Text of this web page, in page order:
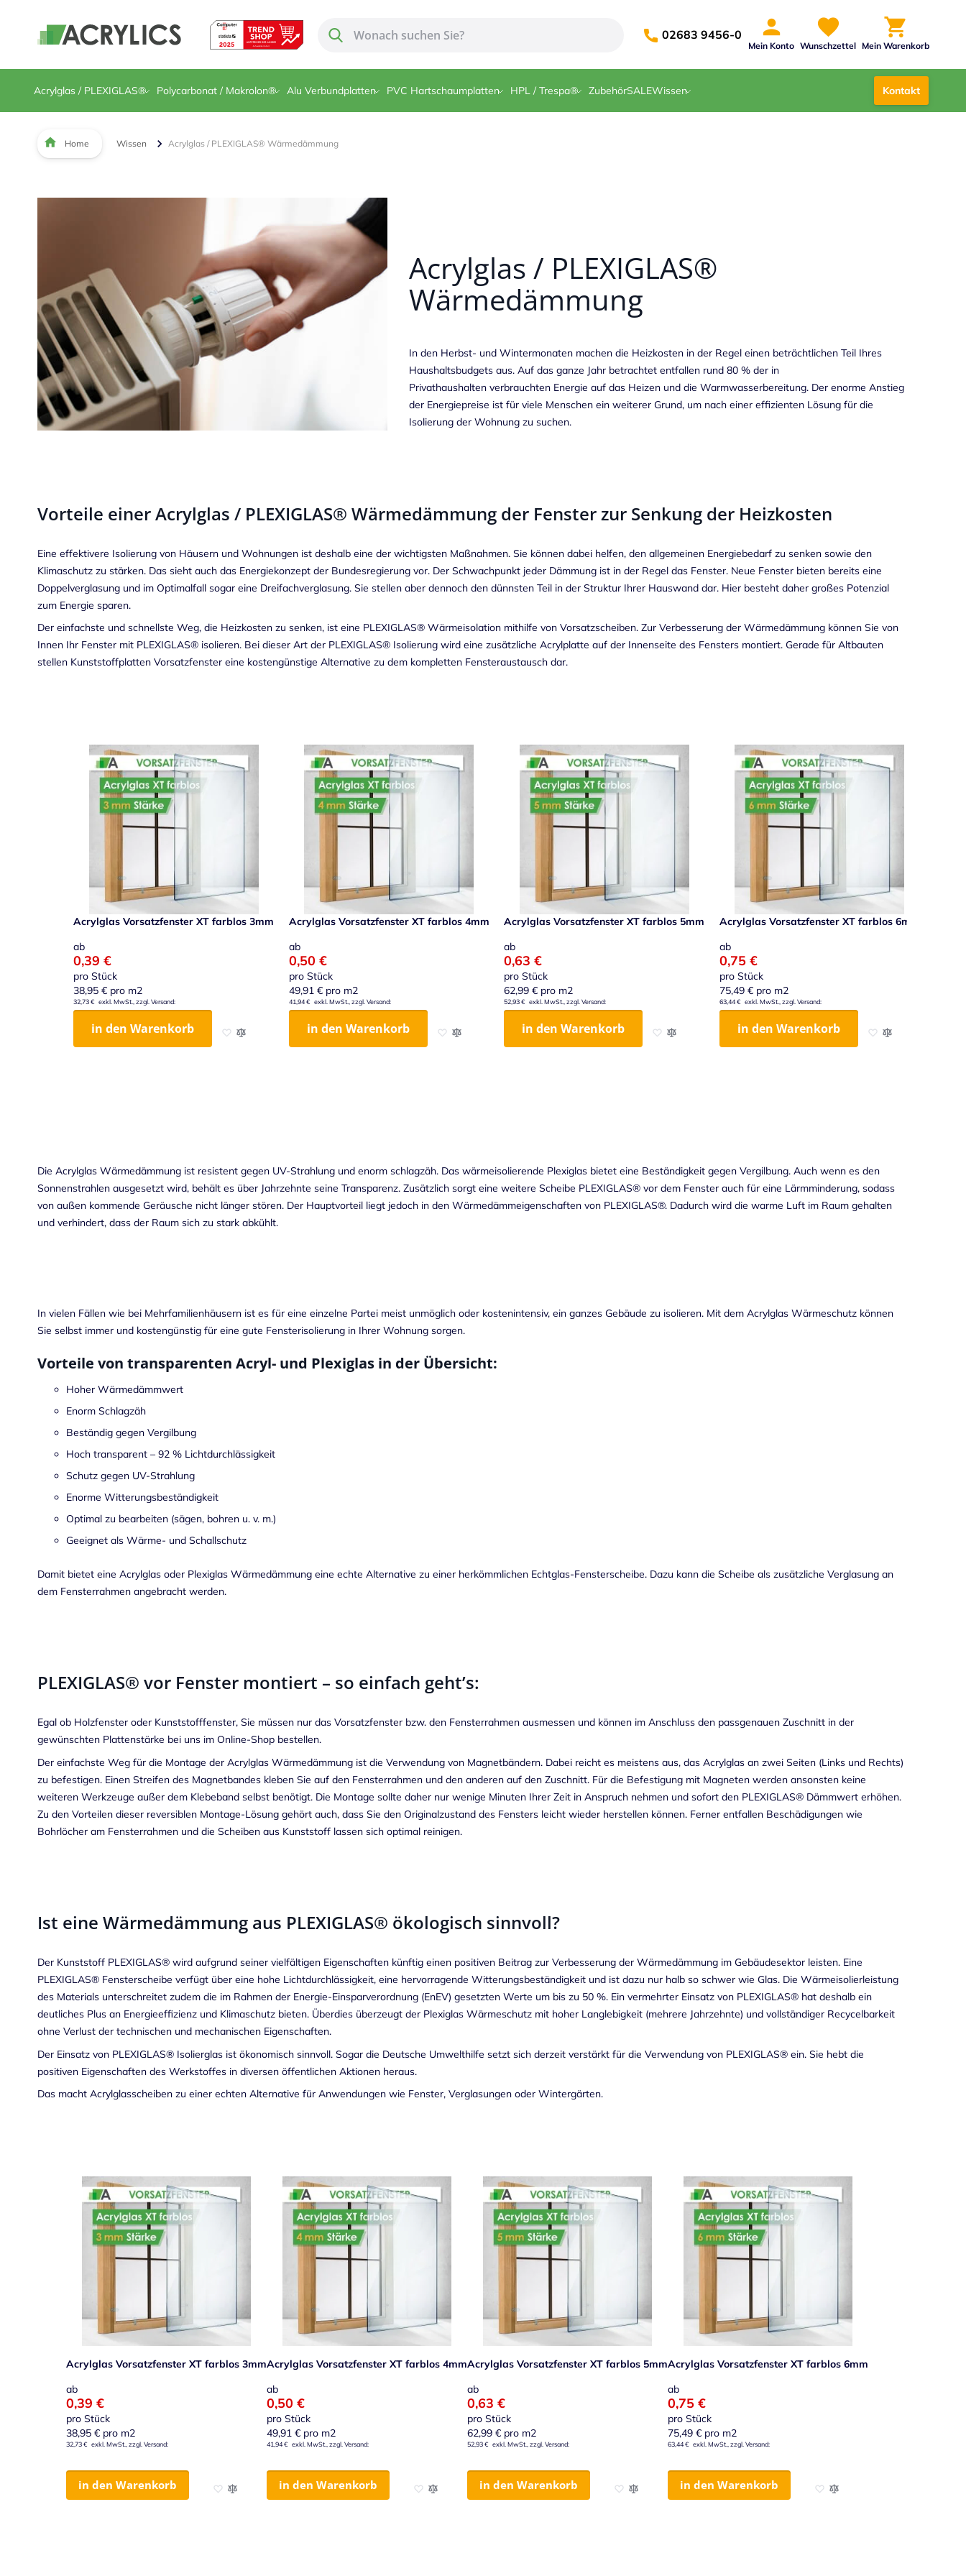
02683 9456-0
Mein Konto Wunschzettel Mein Warenkorb
Acrylglas / PLEXIGLAS® Polycarbonat / Makrolon® Alu Verbundplatten PVC Hartschaumplatten HPL / Trespa® ZubehörSALEWissen Kontakt
Home Wissen Acrylglas / PLEXIGLAS® Wärmedämmung
Acrylglas / PLEXIGLAS®
Wärmedämmung
In den Herbst- und Wintermonaten machen die Heizkosten in der Regel einen beträchtlichen Teil Ihres
Haushaltsbudgets aus. Auf das ganze Jahr betrachtet entfallen rund 80 % der in
Privathaushalten verbrauchten Energie auf das Heizen und die Warmwasserbereitung. Der enorme Anstieg
der Energiepreise ist für viele Menschen ein weiterer Grund, um nach einer effizienten Lösung für die
Isolierung der Wohnung zu suchen.
Vorteile einer Acrylglas / PLEXIGLAS® Wärmedämmung der Fenster zur Senkung der Heizkosten
Eine effektivere Isolierung von Häusern und Wohnungen ist deshalb eine der wichtigsten Maßnahmen. Sie können dabei helfen, den allgemeinen Energiebedarf zu senken sowie den
Klimaschutz zu stärken. Das sieht auch das Energiekonzept der Bundesregierung vor. Der Schwachpunkt jeder Dämmung ist in der Regel das Fenster. Neue Fenster bieten bereits eine
Doppelverglasung und im Optimalfall sogar eine Dreifachverglasung. Sie stellen aber dennoch den dünnsten Teil in der Struktur Ihrer Hauswand dar. Hier besteht daher großes Potenzial
zum Energie sparen.
Der einfachste und schnellste Weg, die Heizkosten zu senken, ist eine PLEXIGLAS® Wärmeisolation mithilfe von Vorsatzscheiben. Zur Verbesserung der Wärmedämmung können Sie von
Innen Ihr Fenster mit PLEXIGLAS® isolieren. Bei dieser Art der PLEXIGLAS® Isolierung wird eine zusätzliche Acrylplatte auf der Innenseite des Fensters montiert. Gerade für Altbauten
stellen Kunststoffplatten Vorsatzfenster eine kostengünstige Alternative zu dem kompletten Fensteraustausch dar.
Acrylglas Vorsatzfenster XT farblos 3mm
ab
0,39 €
pro Stück
38,95 € pro m2
32,73 €
in den Warenkorb
Zur Wunschliste hinzufügen
Zur Vergleichsliste hinzufügen
Acrylglas Vorsatzfenster XT farblos 4mm
ab
0,50 €
pro Stück
49,91 €pro m2
41,94 €
in den Warenkorb
Zur Wunschliste hinzufügen
Zur Vergleichsliste hinzufügen
Acrylglas Vorsatzfenster XT farblos 5mm
ab
0,63 €
pro Stück
62,99 € pro m2
52,93 €
in den Warenkorb
Zur Wunschliste hinzufügen
Zur Vergleichsliste hinzufügen
Acrylglas Vorsatzfenster XT farblos 6mm
ab
0,75 €
pro Stück
75,49 €pro m2
63,44 €
in den Warenkorb
Zur Wunschliste
Zur
Die Acrylglas Wärmedämmung ist resistent gegen UV-Strahlung und enorm schlagzäh. Das wärmeisolierende Plexiglas bietet eine Beständigkeit gegen Vergilbung. Auch wenn es den
Sonnenstrahlen ausgesetzt wird, behält es über Jahrzehnte seine Transparenz. Zusätzlich sorgt eine weitere Scheibe PLEXIGLAS® vor dem Fenster auch für eine Lärmminderung, sodass
von außen kommende Geräusche nicht länger stören. Der Hauptvorteil liegt jedoch in den Wärmedämmeigenschaften von PLEXIGLAS®. Dadurch wird die warme Luft im Raum gehalten
und verhindert, dass der Raum sich zu stark abkühlt.
In vielen Fällen wie bei Mehrfamilienhäusern ist es für eine einzelne Partei meist unmöglich oder kostenintensiv, ein ganzes Gebäude zu isolieren. Mit dem Acrylglas Wärmeschutz können
Sie selbst immer und kostengünstig für eine gute Fensterisolierung in Ihrer Wohnung sorgen.
Vorteile von transparenten Acryl- und Plexiglas in der Übersicht:
Hoher Wärmedämmwert
Enorm Schlagzäh
Beständig gegen Vergilbung
Hoch transparent – 92 % Lichtdurchlässigkeit
Schutz gegen UV-Strahlung
Enorme Witterungsbeständigkeit
Optimal zu bearbeiten (sägen, bohren u. v. m.)
Geeignet als Wärme- und Schallschutz
Damit bietet eine Acrylglas oder Plexiglas Wärmedämmung eine echte Alternative zu einer herkömmlichen Echtglas-Fensterscheibe. Dazu kann die Scheibe als zusätzliche Verglasung an
dem Fensterrahmen angebracht werden.
PLEXIGLAS® vor Fenster montiert – so einfach geht’s:
Egal ob Holzfenster oder Kunststofffenster, Sie müssen nur das Vorsatzfenster bzw. den Fensterrahmen ausmessen und können im Anschluss den passgenauen Zuschnitt in der
gewünschten Plattenstärke bei uns im Online-Shop bestellen.
Der einfachste Weg für die Montage der Acrylglas Wärmedämmung ist die Verwendung von Magnetbändern. Dabei reicht es meistens aus, das Acrylglas an zwei Seiten (Links und Rechts)
zu befestigen. Einen Streifen des Magnetbandes kleben Sie auf den Fensterrahmen und den anderen auf den Zuschnitt. Für die Befestigung mit Magneten werden ansonsten keine
weiteren Werkzeuge außer dem Klebeband selbst benötigt. Die Montage sollte daher nur wenige Minuten Ihrer Zeit in Anspruch nehmen und sofort den PLEXIGLAS® Dämmwert erhöhen.
Zu den Vorteilen dieser reversiblen Montage-Lösung gehört auch, dass Sie den Originalzustand des Fensters leicht wieder herstellen können. Ferner entfallen Beschädigungen wie
Bohrlöcher am Fensterrahmen und die Scheiben aus Kunststoff lassen sich optimal reinigen.
Ist eine Wärmedämmung aus PLEXIGLAS® ökologisch sinnvoll?
Der Kunststoff PLEXIGLAS® wird aufgrund seiner vielfältigen Eigenschaften künftig einen positiven Beitrag zur Verbesserung der Wärmedämmung im Gebäudesektor leisten. Eine
PLEXIGLAS® Fensterscheibe verfügt über eine hohe Lichtdurchlässigkeit, eine hervorragende Witterungsbeständigkeit und ist dazu nur halb so schwer wie Glas. Die Wärmeisolierleistung
des Materials unterschreitet zudem die im Rahmen der Energie-Einsparverordnung (EnEV) gesetzten Werte um bis zu 50 %. Ein vermehrter Einsatz von PLEXIGLAS® hat deshalb ein
deutliches Plus an Energieeffizienz und Klimaschutz bieten. Überdies überzeugt der Plexiglas Wärmeschutz mit hoher Langlebigkeit (mehrere Jahrzehnte) und vollständiger Recycelbarkeit
ohne Verlust der technischen und mechanischen Eigenschaften.
Der Einsatz von PLEXIGLAS® Isolierglas ist ökonomisch sinnvoll. Sogar die Deutsche Umwelthilfe setzt sich derzeit verstärkt für die Verwendung von PLEXIGLAS® ein. Sie hebt die
positiven Eigenschaften des Werkstoffes in diversen öffentlichen Aktionen heraus.
Das macht Acrylglasscheiben zu einer echten Alternative für Anwendungen wie Fenster, Verglasungen oder Wintergärten.
Acrylglas Vorsatzfenster XT farblos 3mm
ab
0,39 €
pro Stück
38,95 € pro m2
32,73 €
in den Warenkorb
Zur Wunschliste hinzufügen
Zur Vergleichsliste hinzufügen
Acrylglas Vorsatzfenster XT farblos 4mm
ab
0,50 €
pro Stück
49,91 € pro m2
41,94 €
in den Warenkorb
Zur Wunschliste hinzufügen
Zur Vergleichsliste hinzufügen
Acrylglas Vorsatzfenster XT farblos 5mm
ab
0,63 €
pro Stück
62,99 € pro m2
52,93 €
in den Warenkorb
Zur Wunschliste hinzufügen
Zur Vergleichsliste hinzufügen
Acrylglas Vorsatzfenster XT farblos 6mm
ab
0,75 €
pro Stück
75,49 € pro m2
63,44 €
in den Warenkorb
Zur Wunschliste hinzufügen
Zur Vergleichsliste hinzufügen